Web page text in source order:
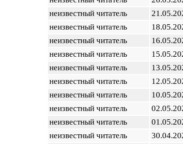
неизвестный читатель
неизвестный читатель
неизвестный читатель
неизвестный читатель
неизвестный читатель
неизвестный читатель
неизвестный читатель
неизвестный читатель
неизвестный читатель
неизвестный читатель